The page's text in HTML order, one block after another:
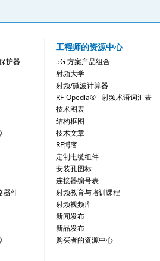
护器
器件
工程师的资源中心
5G 方案产品组合
射频大学
射频/微波计算器
RF-Opedia® - 射频术语词汇表
技术图表
结构框图
技术文章
RF博客
定制电缆组件
安装孔图标
连接器编号表
射频教育与培训课程
射频视频库
新闻发布
新品发布
购买者的资源中心